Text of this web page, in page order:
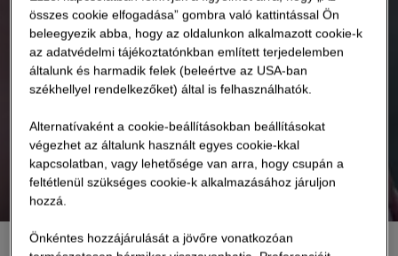
összes cookie elfogadása” gombra való kattintással Ön
beleegyezik abba, hogy az oldalunkon alkalmazott cookie-k
az adatvédelmi tájékoztatónkban említett terjedelemben
általunk és harmadik felek (beleértve az USA-ban
székhellyel rendelkezőket) által is felhasználhatók.
Alternatívaként a cookie-beállításokban beállításokat
végezhet az általunk használt egyes cookie-kkal
kapcsolatban, vagy lehetősége van arra, hogy csupán a
feltétlenül szükséges cookie-k alkalmazásához járuljon
hozzá.
Önkéntes hozzájárulását a jövőre vonatkozóan